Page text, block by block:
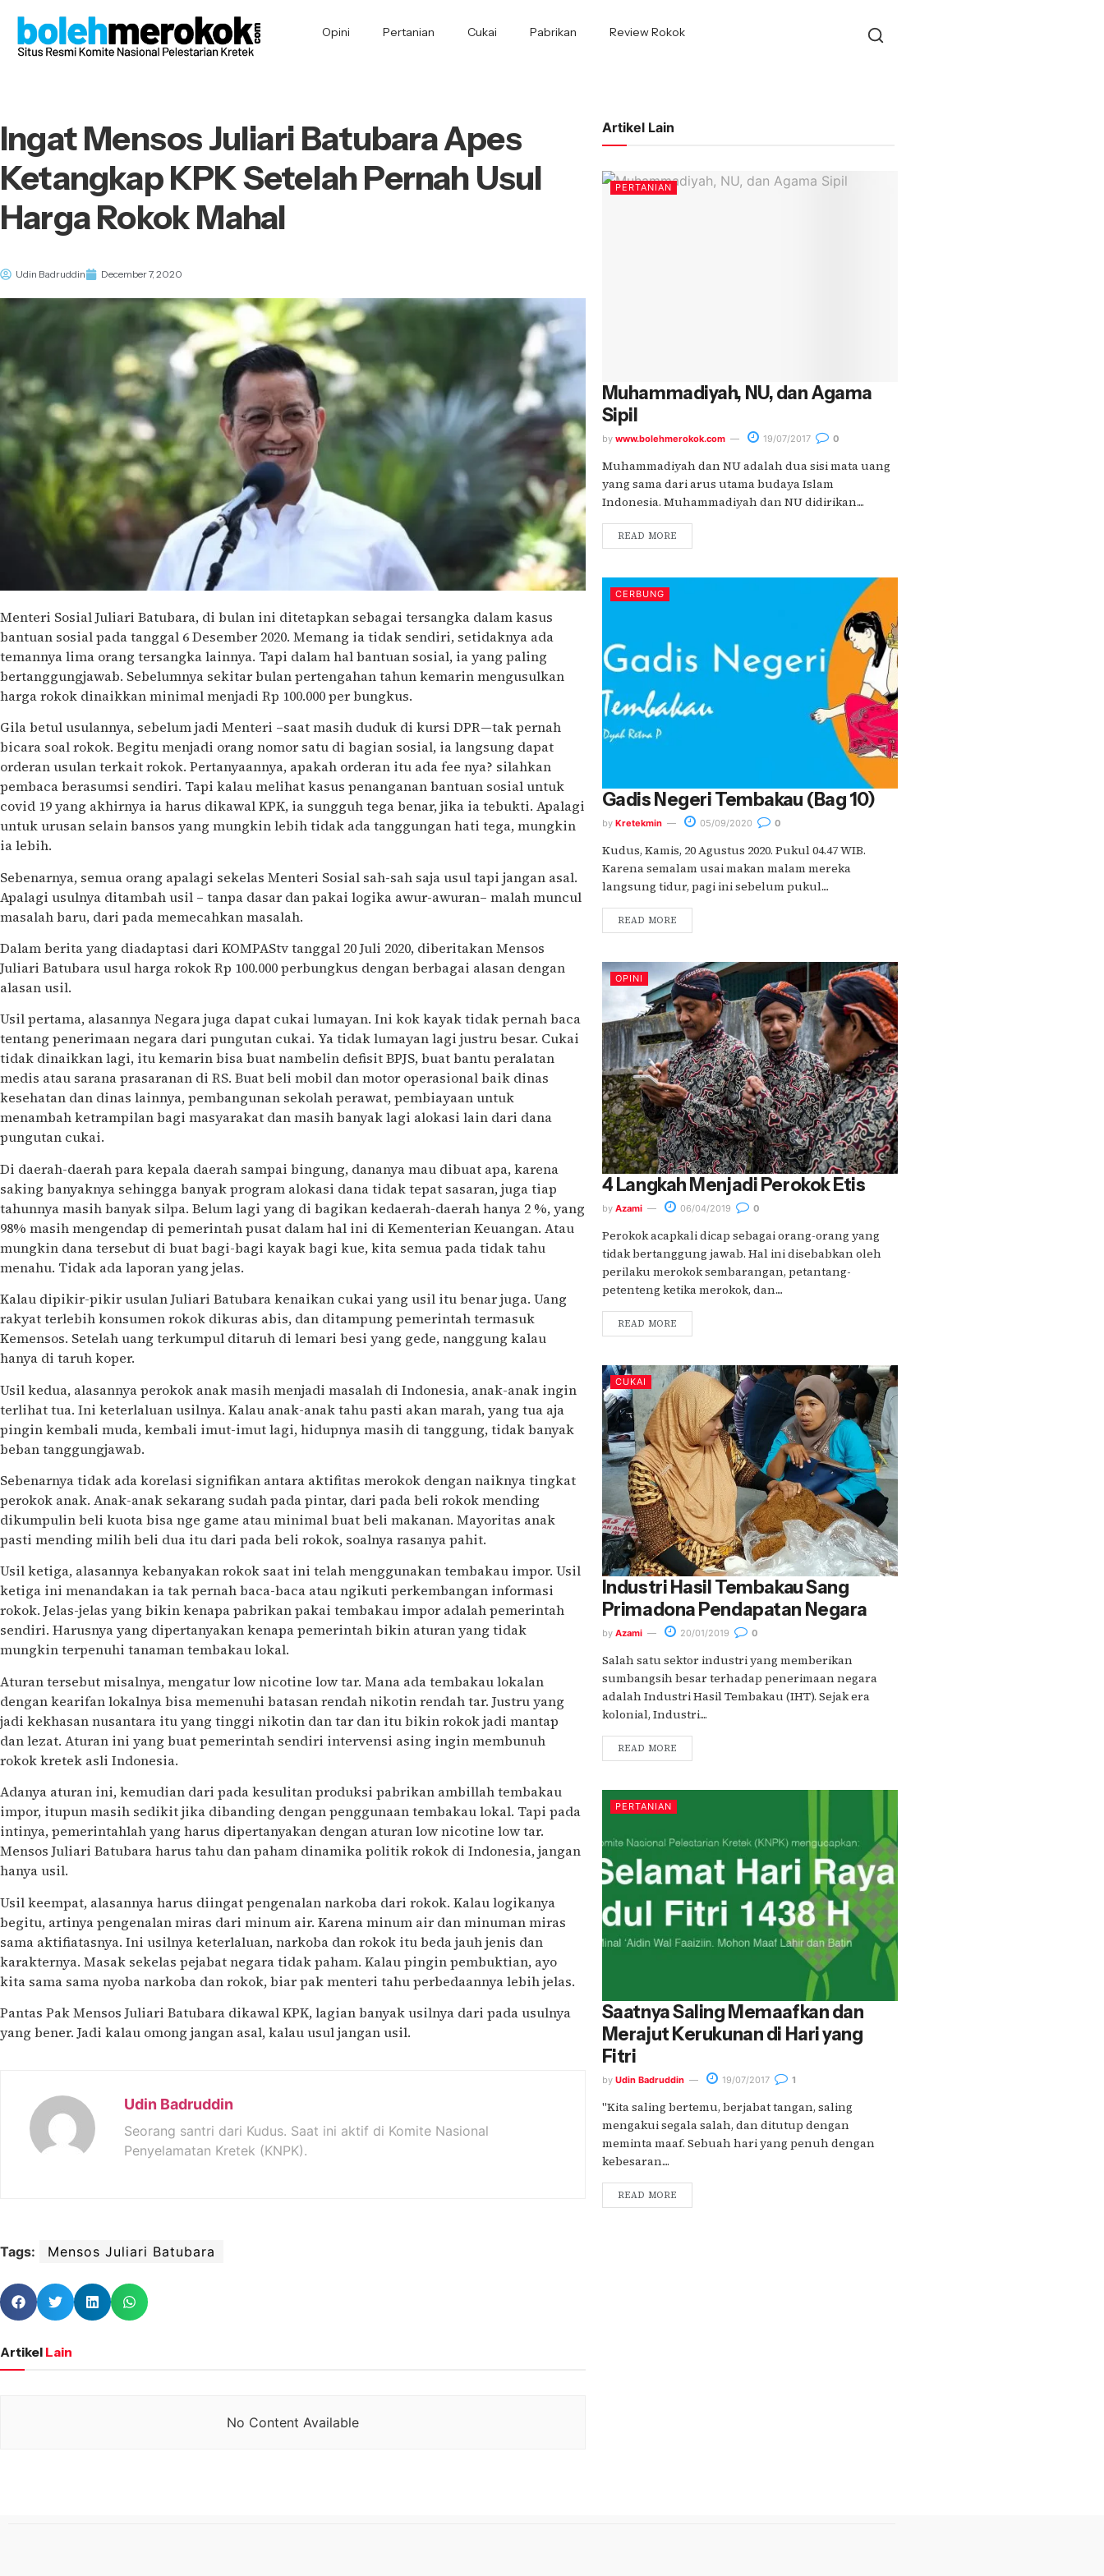
Opini Pertanian Cukai Pabrikan Review Rokok
Ingat Mensos Juliari Batubara Apes
Ketangkap KPK Setelah Pernah Usul
Harga Rokok Mahal
Udin Badruddin December 7, 2020
Menteri Sosial Juliari Batubara, di bulan ini ditetapkan sebagai tersangka dalam kasus
bantuan sosial pada tanggal 6 Desember 2020. Memang ia tidak sendiri, setidaknya ada
temannya lima orang tersangka lainnya. Tapi dalam hal bantuan sosial, ia yang paling
bertanggungjawab. Sebelumnya sekitar bulan pertengahan tahun kemarin mengusulkan
harga rokok dinaikkan minimal menjadi Rp 100.000 per bungkus.
Gila betul usulannya, sebelum jadi Menteri –saat masih duduk di kursi DPR—tak pernah
bicara soal rokok. Begitu menjadi orang nomor satu di bagian sosial, ia langsung dapat
orderan usulan terkait rokok. Pertanyaannya, apakah orderan itu ada fee nya? silahkan
pembaca berasumsi sendiri. Tapi kalau melihat kasus penanganan bantuan sosial untuk
covid 19 yang akhirnya ia harus dikawal KPK, ia sungguh tega benar, jika ia tebukti. Apalagi
untuk urusan selain bansos yang mungkin lebih tidak ada tanggungan hati tega, mungkin
ia lebih.
Sebenarnya, semua orang apalagi sekelas Menteri Sosial sah-sah saja usul tapi jangan asal.
Apalagi usulnya ditambah usil – tanpa dasar dan pakai logika awur-awuran– malah muncul
masalah baru, dari pada memecahkan masalah.
Dalam berita yang diadaptasi dari KOMPAStv tanggal 20 Juli 2020, diberitakan Mensos
Juliari Batubara usul harga rokok Rp 100.000 perbungkus dengan berbagai alasan dengan
alasan usil.
Usil pertama, alasannya Negara juga dapat cukai lumayan. Ini kok kayak tidak pernah baca
tentang penerimaan negara dari pungutan cukai. Ya tidak lumayan lagi justru besar. Cukai
tidak dinaikkan lagi, itu kemarin bisa buat nambelin defisit BPJS, buat bantu peralatan
medis atau sarana prasaranan di RS. Buat beli mobil dan motor operasional baik dinas
kesehatan dan dinas lainnya, pembangunan sekolah perawat, pembiayaan untuk
menambah ketrampilan bagi masyarakat dan masih banyak lagi alokasi lain dari dana
pungutan cukai.
Di daerah-daerah para kepala daerah sampai bingung, dananya mau dibuat apa, karena
saking banyaknya sehingga banyak program alokasi dana tidak tepat sasaran, juga tiap
tahunnya masih banyak silpa. Belum lagi yang di bagikan kedaerah-daerah hanya 2 %, yang
98% masih mengendap di pemerintah pusat dalam hal ini di Kementerian Keuangan. Atau
mungkin dana tersebut di buat bagi-bagi kayak bagi kue, kita semua pada tidak tahu
menahu. Tidak ada laporan yang jelas.
Kalau dipikir-pikir usulan Juliari Batubara kenaikan cukai yang usil itu benar juga. Uang
rakyat terlebih konsumen rokok dikuras abis, dan ditampung pemerintah termasuk
Kemensos. Setelah uang terkumpul ditaruh di lemari besi yang gede, nanggung kalau
hanya di taruh koper.
Usil kedua, alasannya perokok anak masih menjadi masalah di Indonesia, anak-anak ingin
terlihat tua. Ini keterlaluan usilnya. Kalau anak-anak tahu pasti akan marah, yang tua aja
pingin kembali muda, kembali imut-imut lagi, hidupnya masih di tanggung, tidak banyak
beban tanggungjawab.
Sebenarnya tidak ada korelasi signifikan antara aktifitas merokok dengan naiknya tingkat
perokok anak. Anak-anak sekarang sudah pada pintar, dari pada beli rokok mending
dikumpulin beli kuota bisa nge game atau minimal buat beli makanan. Mayoritas anak
pasti mending milih beli dua itu dari pada beli rokok, soalnya rasanya pahit.
Usil ketiga, alasannya kebanyakan rokok saat ini telah menggunakan tembakau impor. Usil
ketiga ini menandakan ia tak pernah baca-baca atau ngikuti perkembangan informasi
rokok. Jelas-jelas yang bikin kenapa pabrikan pakai tembakau impor adalah pemerintah
sendiri. Harusnya yang dipertanyakan kenapa pemerintah bikin aturan yang tidak
mungkin terpenuhi tanaman tembakau lokal.
Aturan tersebut misalnya, mengatur low nicotine low tar. Mana ada tembakau lokalan
dengan kearifan lokalnya bisa memenuhi batasan rendah nikotin rendah tar. Justru yang
jadi kekhasan nusantara itu yang tinggi nikotin dan tar dan itu bikin rokok jadi mantap
dan lezat. Aturan ini yang buat pemerintah sendiri intervensi asing ingin membunuh
rokok kretek asli Indonesia.
Adanya aturan ini, kemudian dari pada kesulitan produksi pabrikan ambillah tembakau
impor, itupun masih sedikit jika dibanding dengan penggunaan tembakau lokal. Tapi pada
intinya, pemerintahlah yang harus dipertanyakan dengan aturan low nicotine low tar.
Mensos Juliari Batubara harus tahu dan paham dinamika politik rokok di Indonesia, jangan
hanya usil.
Usil keempat, alasannya harus diingat pengenalan narkoba dari rokok. Kalau logikanya
begitu, artinya pengenalan miras dari minum air. Karena minum air dan minuman miras
sama aktifiatasnya. Ini usilnya keterlaluan, narkoba dan rokok itu beda jauh jenis dan
karakternya. Masak sekelas pejabat negara tidak paham. Kalau pingin pembuktian, ayo
kita sama sama nyoba narkoba dan rokok, biar pak menteri tahu perbedaannya lebih jelas.
Pantas Pak Mensos Juliari Batubara dikawal KPK, lagian banyak usilnya dari pada usulnya
yang bener. Jadi kalau omong jangan asal, kalau usul jangan usil.
Udin Badruddin
Seorang santri dari Kudus. Saat ini aktif di Komite Nasional
Penyelamatan Kretek (KNPK).
Tags: Mensos Juliari Batubara
Artikel Lain
No Content Available
Artikel Lain
PERTANIAN
Muhammadiyah, NU, dan Agama
Sipil
by www.bolehmerokok.com 19/07/2017 0
Muhammadiyah dan NU adalah dua sisi mata uang
yang sama dari arus utama budaya Islam
Indonesia. Muhammadiyah dan NU didirikan....
READ MORE
CERBUNG
Gadis Negeri Tembakau (Bag 10)
by Kretekmin 05/09/2020 0
Kudus, Kamis, 20 Agustus 2020. Pukul 04.47 WIB.
Karena semalam usai makan malam mereka
langsung tidur, pagi ini sebelum pukul....
READ MORE
OPINI
4 Langkah Menjadi Perokok Etis
by Azami 06/04/2019 0
Perokok acapkali dicap sebagai orang-orang yang
tidak bertanggung jawab. Hal ini disebabkan oleh
perilaku merokok sembarangan, petantang-
petenteng ketika merokok, dan....
READ MORE
CUKAI
Industri Hasil Tembakau Sang
Primadona Pendapatan Negara
by Azami 20/01/2019 0
Salah satu sektor industri yang memberikan
sumbangsih besar terhadap penerimaan negara
adalah Industri Hasil Tembakau (IHT). Sejak era
kolonial, Industri....
READ MORE
PERTANIAN
Saatnya Saling Memaafkan dan
Merajut Kerukunan di Hari yang
Fitri
by Udin Badruddin 19/07/2017 1
"Kita saling bertemu, berjabat tangan, saling
mengakui segala salah, dan ditutup dengan
meminta maaf. Sebuah hari yang penuh dengan
kebesaran....
READ MORE